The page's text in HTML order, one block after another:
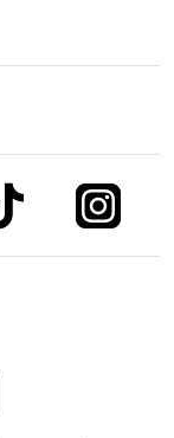
link to tiktok link to